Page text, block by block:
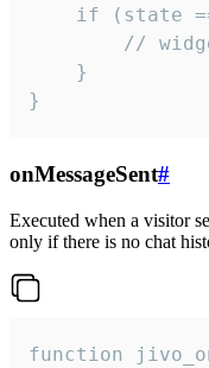
if (state
//
    }
}
onMessageSent#
Executed when a visitor
only if there is no chat
function